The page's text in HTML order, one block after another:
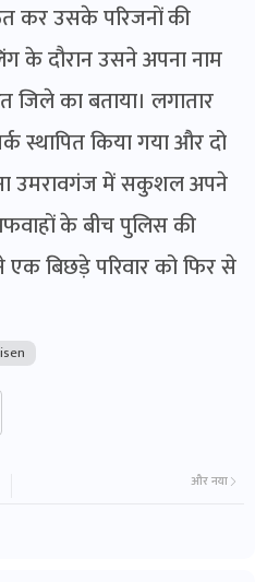
कर उसके परिजनों की
के दौरान उसने अपना नाम
का बताया। लगातार
स्थापित किया गया और दो
उमरावगंज में सकुशल अपने
के बीच पुलिस की
बिछड़े परिवार को फिर से
और नया